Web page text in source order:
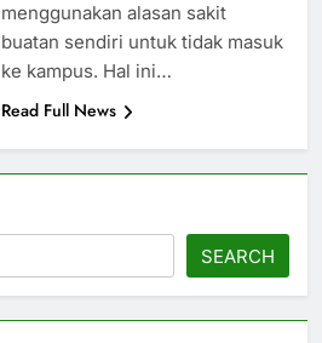
menggunakan alasan sakit
buatan sendiri untuk tidak masuk
ke kampus. Hal ini…
Read Full News
SEARCH